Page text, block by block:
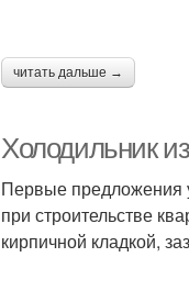
читать дальше →
Холодильник
Первые предложения
при строительстве
кирпичной кладкой,